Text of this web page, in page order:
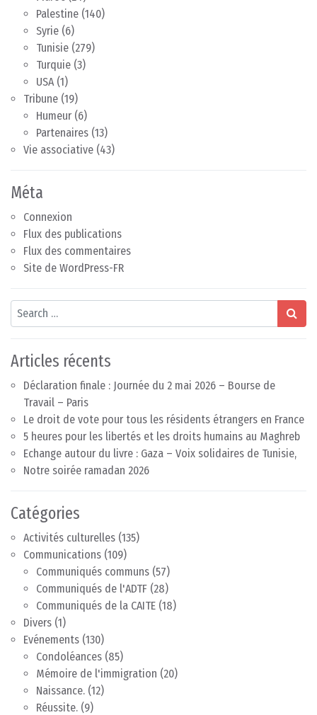
Palestine (140)
Syrie (6)
Tunisie (279)
Turquie (3)
USA(1)
Tribune (19)
Humeur (6)
Partenaires (13)
Vie associative (43)
Méta
Connexion
Flux des publications
Flux des commentaires
Site de WordPress-FR
Search
Articles récents
Déclaration finale : Journée du 2 mai 2026 – Bourse de
Travail – Paris
Le droit de vote pour tous les résidents étrangers en France
5 heures pour les libertés et les droits humains au Maghreb
Echange autour du livre : Gaza – Voix solidaires de Tunisie,
Notre soirée ramadan 2026
Catégories
Activités culturelles (135)
Communications (109)
Communiqués communs (57)
Communiqués de l'ADTF (28)
Communiqués de la CAITE (18)
Divers (1)
Evénements (130)
Condoléances (85)
Mémoire de l'immigration (20)
Naissance. (12)
Réussite. (9)